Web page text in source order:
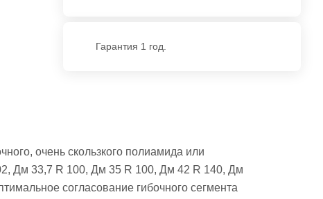
Гарантия 1 год.
очень скользкого полиамида или
Дм 33,7 R 100, Дм 35 R 100, Дм 42 R 140, Дм
согласование гибочного сегмента